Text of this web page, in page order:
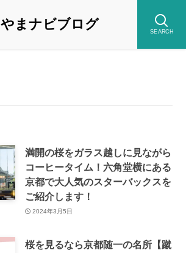
やまナビブログ SEARCH
満開の桜をガラス越しに見ながら
コーヒータイム！六角堂横にある
京都で大人気のスターバックスを
ご紹介します！
2024年3月5日
桜を見るなら京都随一の名所【蹴